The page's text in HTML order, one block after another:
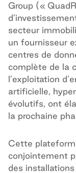
Group («
secteur
un fournisseur
centres de
complète de la
l’exploitation
artificielle,
évolutifs, ont
la prochaine
Cette
conjointement
des